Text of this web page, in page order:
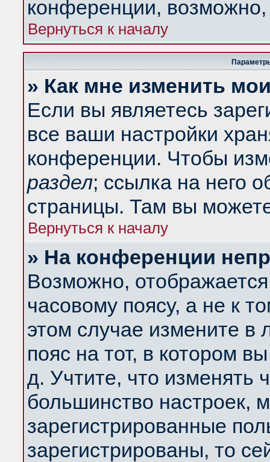
конференции,
Вернуться к началу
» Как мне изменить
Если вы являетесь
все ваши настройки
конференции. Чтобы
раздел; ссылка на него
страницы. Там вы
Вернуться к началу
» На конференции
Возможно,
часовому поясу, а не к
этом случае измените в
пояс на тот, в котором
д. Учтите, что изменять
большинство настроек,
зарегистрированные
зарегистрированы, то